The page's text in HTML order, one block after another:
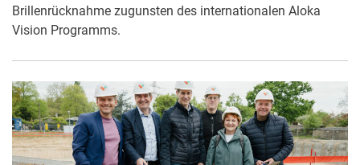
Brillenrücknahme zugunsten des internationalen Aloka
Vision Programms.